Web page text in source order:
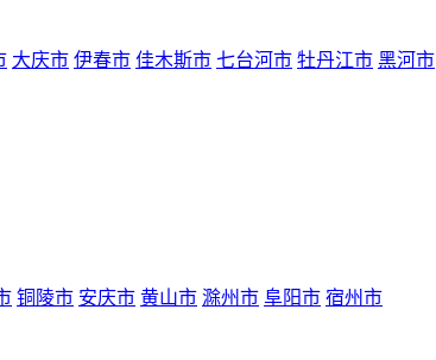
大庆市 伊春市 佳木斯市 七台河市 牡丹江市 黑河市
铜陵市 安庆市 黄山市 滁州市 阜阳市 宿州市